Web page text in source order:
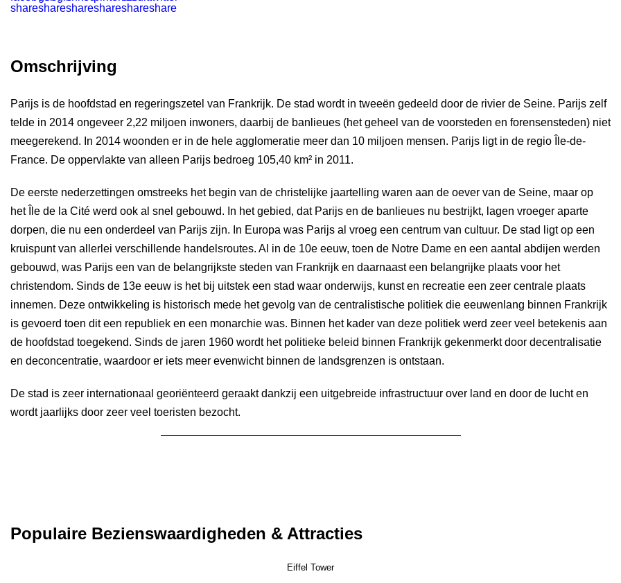
Omschrijving
Parijs is de hoofdstad en regeringszetel van Frankrijk. De stad wordt in tweeën gedeeld door de rivier de Seine. Parijs zelf
telde in 2014 ongeveer 2,22 miljoen inwoners, daarbij de banlieues (het geheel van de voorsteden en forensensteden) niet
meegerekend. In 2014 woonden er in de hele agglomeratie meer dan 10 miljoen mensen. Parijs ligt in de regio Île-de-
France. De oppervlakte van alleen Parijs bedroeg 105,40 km² in 2011.
De eerste nederzettingen omstreeks het begin van de christelijke jaartelling waren aan de oever van de Seine, maar op
het Île de la Cité werd ook al snel gebouwd. In het gebied, dat Parijs en de banlieues nu bestrijkt, lagen vroeger aparte
dorpen, die nu een onderdeel van Parijs zijn. In Europa was Parijs al vroeg een centrum van cultuur. De stad ligt op een
kruispunt van allerlei verschillende handelsroutes. Al in de 10e eeuw, toen de Notre Dame en een aantal abdijen werden
gebouwd, was Parijs een van de belangrijkste steden van Frankrijk en daarnaast een belangrijke plaats voor het
christendom. Sinds de 13e eeuw is het bij uitstek een stad waar onderwijs, kunst en recreatie een zeer centrale plaats
innemen. Deze ontwikkeling is historisch mede het gevolg van de centralistische politiek die eeuwenlang binnen Frankrijk
is gevoerd toen dit een republiek en een monarchie was. Binnen het kader van deze politiek werd zeer veel betekenis aan
de hoofdstad toegekend. Sinds de jaren 1960 wordt het politieke beleid binnen Frankrijk gekenmerkt door decentralisatie
en deconcentratie, waardoor er iets meer evenwicht binnen de landsgrenzen is ontstaan.
De stad is zeer internationaal georiënteerd geraakt dankzij een uitgebreide infrastructuur over land en door de lucht en
wordt jaarlijks door zeer veel toeristen bezocht.
Populaire Bezienswaardigheden & Attracties
Eiffel Tower